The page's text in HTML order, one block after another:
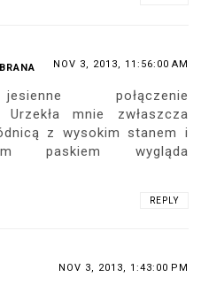
NOV 3, 2013, 11:56:00 AM
połączenie
Urzekła mnie zwłaszcza
z wysokim stanem i
paskiem wygląda
REPLY
NOV 3, 2013, 1:43:00 PM